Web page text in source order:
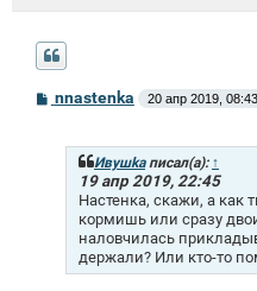
С
о
nnastenka 20 апр 2019, 08:43
Ивушkаписал(а): ↑
19 апр 2019, 22:45
Настенка, скажи, а как
кормишь или сразу
наловчилась
держали? Или кто-то